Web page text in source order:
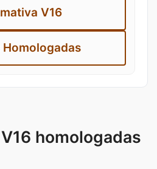
V16
Homologadas
homologadas